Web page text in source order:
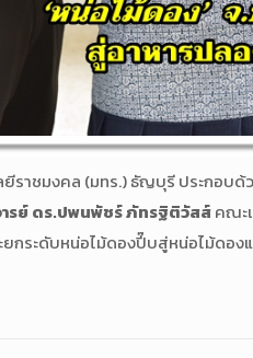
ยีราชมงคล (มทร.) ธัญบุรี ประกอบด้
ารย์ ดร.ปพนพัชร์ ภัทรฐิติวัสส์คณะ
กระดับหน่อไม้ดองปี๊บสู่หน่อไม้ดอ